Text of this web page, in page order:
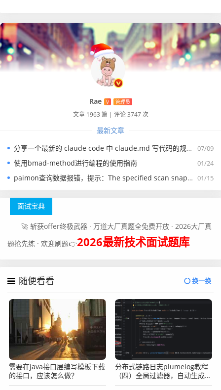
五、启动Rocketmq相关的docker实例
接着我们就可以启动Rocketmq相关的实例了，启动命令如
docker run -d --restart=always --name rq_nameserv
erver/logs:/root/logs -v /home/pubserver/rocketm
q/nameserver/data:/root/store -e "MAX_POSSIBLE_HE
docker run -d --restart=always --name rq_broker
1 --link rq_nameserver:namesrv -p 10911:10911 -
ker1/data:/root/store -v /home/pubserver/rocketm
q/broker1/conf/broker.conf:/opt/rocketmqinc/rocke
tmq/conf/broker.conf -e "NAMESRV_ADDR=namesrv:987
6" -e "MAX_POSSIBLE_HEAP=200000000" rocketmqinc/r
ocketmq sh mqbroker -c /opt/rocketmqinc/rocketmq/
conf/broker.conf
#启动可视化web
docker run -d --restart=always --name rq_consol
Rae V 管理员
文章 1963 篇 | 评论 3747 次
最新文章
07/09
分享一个最新的 claude code 中 claude.md 写代码的规约文件
01/24
使用bmad-method进行编程的使用指南
01/15
paimon查询数据报错，提示：The specified scan snapshotId 15845 is out of available snapshotId range [17875, 178
面试宝典
🚀 斩获offer终极武器 · 万道大厂真题全免费开放 · 2026大厂真
题抢先练 · 欢迎刷题👉2026最新技术面试题库
随便看看 换一换
需要在java接口层编写模板下载
的接口，应该怎么做？
分布式链路日志plumelog教程
（四）全局过滤器，自动生成
traceid